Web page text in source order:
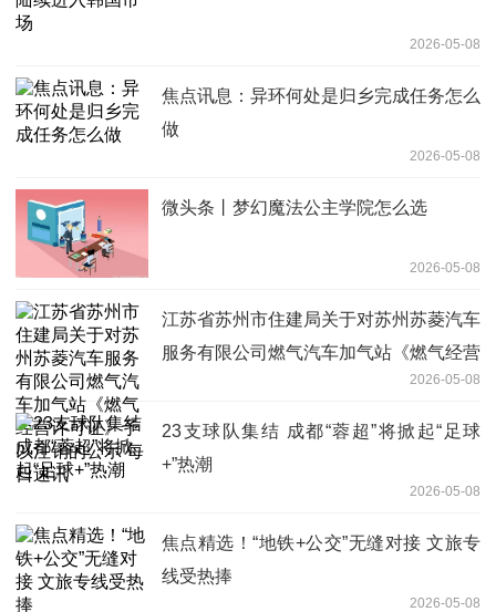
2026-05-08
焦点讯息：异环何处是归乡完成任务怎么
做
2026-05-08
微头条丨梦幻魔法公主学院怎么选
2026-05-08
‌江苏省苏州市住建局关于对苏州苏菱汽车
服务有限公司燃气汽车加气站《燃气经营
许可证》予以注销的公示 每日速讯2026-05-08
23支球队集结 成都“蓉超”将掀起“足球
+”热潮
2026-05-08
焦点精选！“地铁+公交”无缝对接 文旅专
线受热捧
2026-05-08